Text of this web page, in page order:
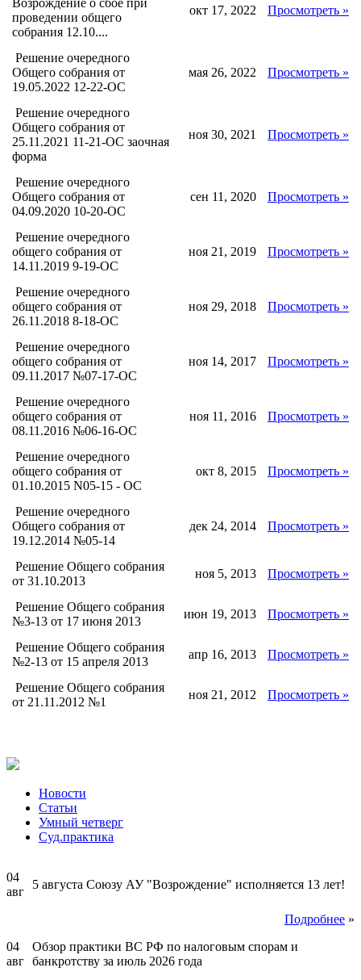
проведении общего
собрания 12.10....
окт 17, 2022 Просмотреть »
Решение очередного
Общего собрания от
19.05.2022 12-22-ОС
мая 26, 2022 Просмотреть »
Решение очередного
Общего собрания от
25.11.2021 11-21-ОС заочная
форма
ноя 30, 2021 Просмотреть »
Решение очередного
Общего собрания от
04.09.2020 10-20-ОС
сен 11, 2020 Просмотреть »
Решение очередного
общего собрания от
14.11.2019 9-19-ОС
ноя 21, 2019 Просмотреть »
Решение очередного
общего собрания от
26.11.2018 8-18-ОС
ноя 29, 2018 Просмотреть »
Решение очередного
общего собрания от
09.11.2017 №07-17-ОС
ноя 14, 2017 Просмотреть »
Решение очередного
общего собрания от
08.11.2016 №06-16-ОС
ноя 11, 2016 Просмотреть »
Решение очередного
общего собрания от
01.10.2015 N05-15 - ОС
окт 8, 2015 Просмотреть »
Решение очередного
Общего собрания от
19.12.2014 №05-14
дек 24, 2014 Просмотреть »
Решение Общего собрания
от 31.10.2013
ноя 5, 2013 Просмотреть »
Решение Общего собрания
№3-13 от 17 июня 2013
июн 19, 2013 Просмотреть »
Решение Общего собрания
№2-13 от 15 апреля 2013
апр 16, 2013 Просмотреть »
Решение Общего собрания
от 21.11.2012 №1
ноя 21, 2012 Просмотреть »
Новости
Статьи
Умный четверг
Суд.практика
04
авг
5 августа Союзу АУ "Возрождение" исполняется 13 лет!
Подробнее »
04
авг
Обзор практики ВС РФ по налоговым спорам и
банкротству за июль 2026 года